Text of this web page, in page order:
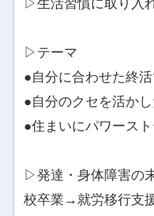
▷生活習慣に取り入
▷テーマ
●自分に合わせた終
●自分のクセを活か
●住まいにパワース
▷発達・身体障害の
校卒業→就労移行支